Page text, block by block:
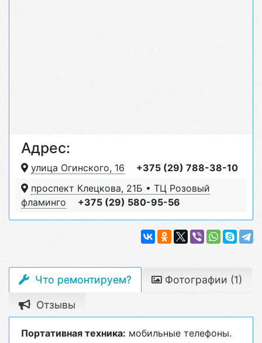
Адрес:
улица Огинского, 16
+375 (29) 788-38-10
проспект Клецкова, 21Б • ТЦ Розовый
фламинго
+375 (29) 580-95-56
Что ремонтируем? Фотографии (1)
Отзывы
Портативная техника: мобильные телефоны.